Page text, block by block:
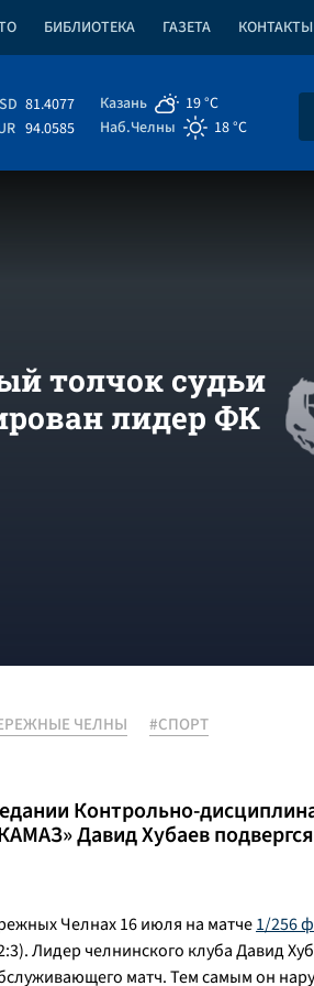
БИБЛИОТЕКА ГАЗЕТА КОНТАКТЫ
81.4077
94.0585
Казань
19 °C
Наб.Челны
18 °C
толчок судьи
лидер ФК
ЧЕЛНЫ #СПОРТ
Контрольно-
Давид Хубаев
Челнах 16 июля на матче1/256
Лидер челнинского клуба Давид
матч. Тем самым он